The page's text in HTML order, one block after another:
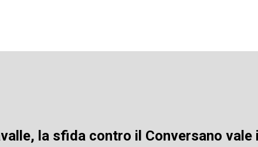
la sfida contro il Conversano